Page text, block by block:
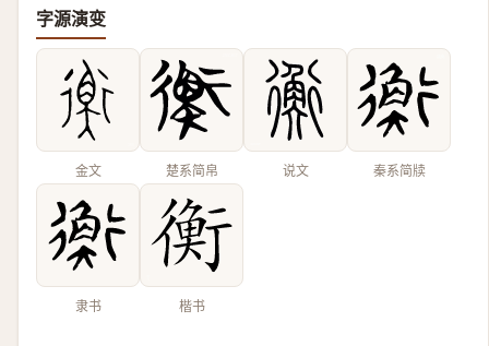
字源演变
金文 楚系简帛 说文 秦系简牍
隶书 楷书